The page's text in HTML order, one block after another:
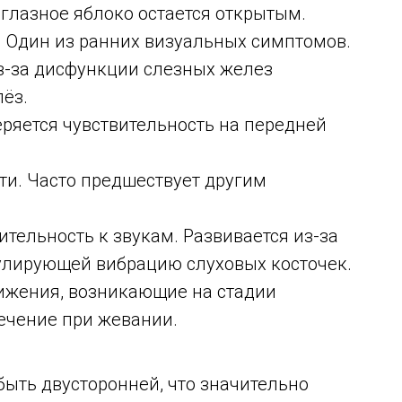
яблоко остается открытым.
из ранних визуальных симптомов.
за дисфункции слезных желез
чувствительность на передней
Часто предшествует другим
к звукам. Развивается из-за
вибрацию слуховых косточек.
возникающие на стадии
при жевании.
двусторонней, что значительно